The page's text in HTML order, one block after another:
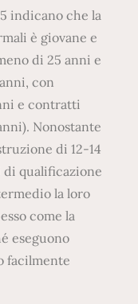
indicano che la
è giovane e
di 25 anni e
con
e contratti
Nonostante
di 12-14
qualificazione
la loro
come la
eseguono
facilmente